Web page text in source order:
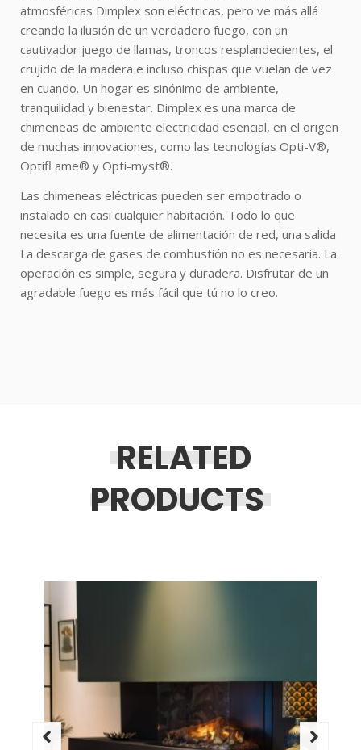
atmosféricas Dimplex son eléctricas, pero ve más allá
creando la ilusión de un verdadero fuego, con un
cautivador juego de llamas, troncos resplandecientes, el
crujido de la madera e incluso chispas que vuelan de vez
en cuando. Un hogar es sinónimo de ambiente,
tranquilidad y bienestar. Dimplex es una marca de
chimeneas de ambiente electricidad esencial, en el origen
de muchas innovaciones, como las tecnologías Opti-V®,
Optifl ame® y Opti-myst®.
Las chimeneas eléctricas pueden ser empotrado o
instalado en casi cualquier habitación. Todo lo que
necesita es una fuente de alimentación de red, una salida
La descarga de gases de combustión no es necesaria. La
operación es simple, segura y duradera. Disfrutar de un
agradable fuego es más fácil que tú no lo creo.
RELATED
PRODUCTS